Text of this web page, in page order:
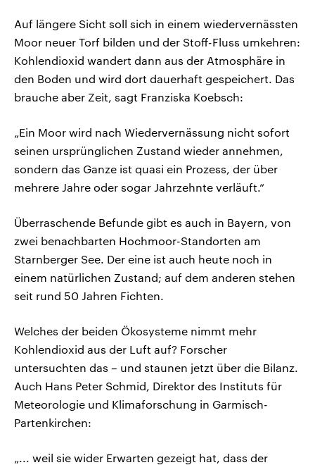
Auf längere Sicht soll sich in einem wiedervernässten
Moor neuer Torf bilden und der Stoff-Fluss umkehren:
Kohlendioxid wandert dann aus der Atmosphäre in
den Boden und wird dort dauerhaft gespeichert. Das
brauche aber Zeit, sagt Franziska Koebsch:
„Ein Moor wird nach Wiedervernässung nicht sofort
seinen ursprünglichen Zustand wieder annehmen,
sondern das Ganze ist quasi ein Prozess, der über
mehrere Jahre oder sogar Jahrzehnte verläuft.“
Überraschende Befunde gibt es auch in Bayern, von
zwei benachbarten Hochmoor-Standorten am
Starnberger See. Der eine ist auch heute noch in
einem natürlichen Zustand; auf dem anderen stehen
seit rund 50 Jahren Fichten.
Welches der beiden Ökosysteme nimmt mehr
Kohlendioxid aus der Luft auf? Forscher
untersuchten das – und staunen jetzt über die Bilanz.
Auch Hans Peter Schmid, Direktor des Instituts für
Meteorologie und Klimaforschung in Garmisch-
Partenkirchen:
„... weil sie wider Erwarten gezeigt hat, dass der